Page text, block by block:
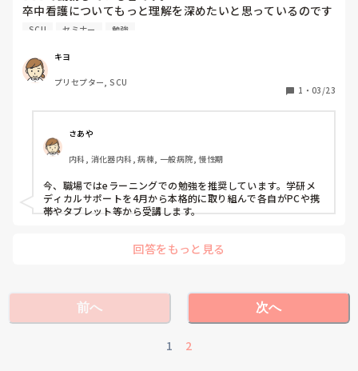
卒中看護についてもっと理解を深めたいと思っているのです
が、このご時世でなかなか勉強会なども少なく困っていま
などはありますか？？
SCU セミナー 勉強
キヨ
プリセプター, SCU
1 ・ 03/23
さあや
内科, 消化器内科, 病棟, 一般病院, 慢性期
今、職場ではeラーニングでの勉強を推奨しています。学研メ
ディカルサポートを4月から本格的に取り組んで各自がPCや携
帯やタブレット等から受講します。
回答をもっと見る
前へ
1 2
次へ